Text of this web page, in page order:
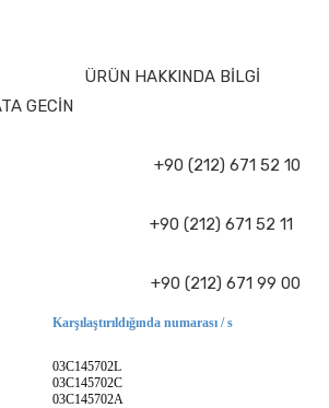
ÜRÜN HAKKINDA BİLGİ
GECİN
1390 ccm +90 (212) 671 52 10
kw +90 (212) 671 52 11
2006 +90 (212) 671 99 00
Karşılaştırıldığında numarası / s
03C145702L
03C145702C
03C145702A